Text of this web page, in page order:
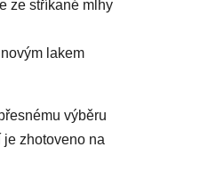
ze stříkané mlhy
lakem
výběru
je zhotoveno na